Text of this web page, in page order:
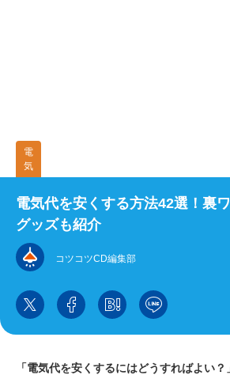
電
気
電気代を安くする方法42選！裏
グッズも紹介
コツコツCD編集部
「電気代を安くするにはどうすればよい？